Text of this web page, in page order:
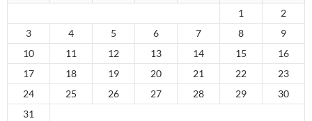
1
2
3
4 5 6 7 8
9
10
11 12 13 14 15
16
17
18 19 20 21 22
23
24
25 26 27 28 29
30
31